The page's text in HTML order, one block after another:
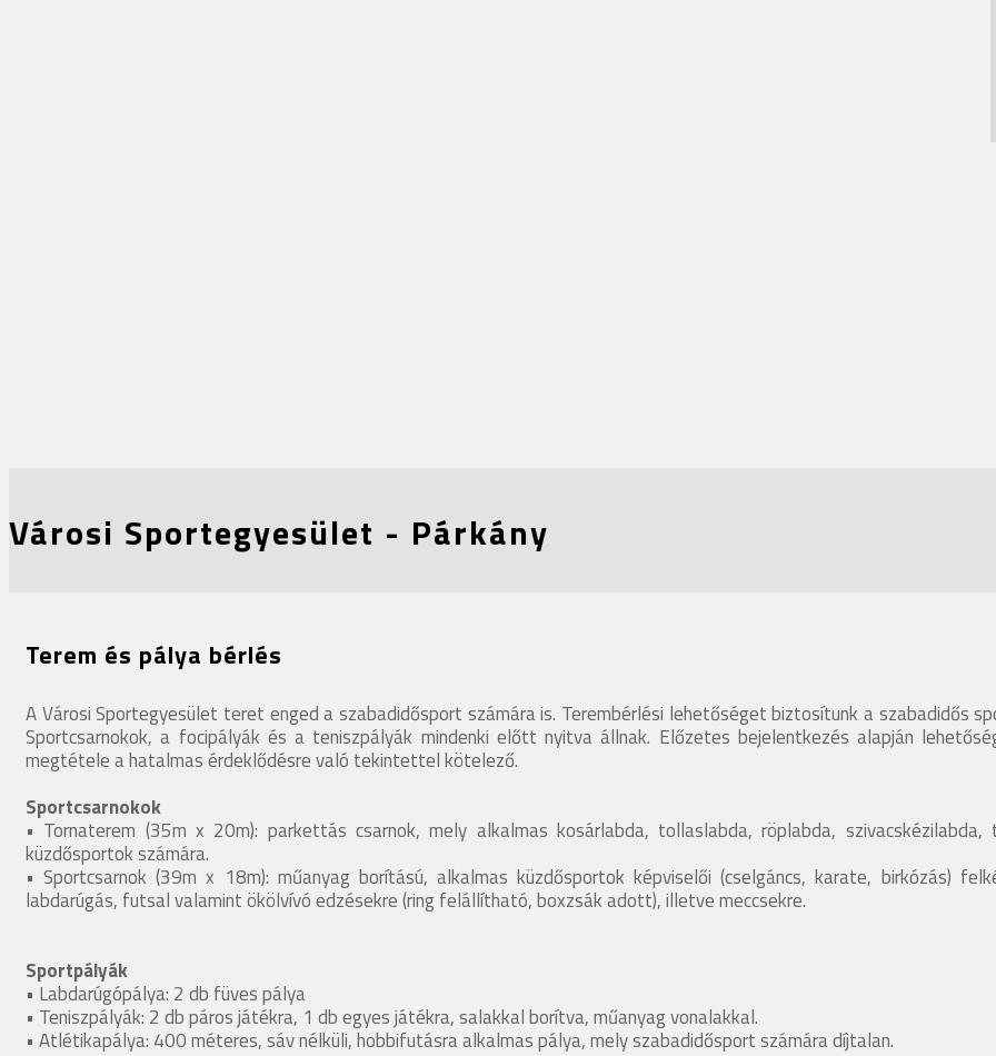
Városi Sportegyesület - Párkány
Terem és pálya bérlés
A Városi Sportegyesület teret enged a szabadidősport számára is. Terembérlési lehetőséget biztosítunk a szabadidős
Sportcsarnokok, a focipályák és a teniszpályák mindenki előtt nyitva állnak. Előzetes bejelentkezés alapján
megtétele a hatalmas érdeklődésre való tekintettel kötelező.
Sportcsarnokok
• Tornaterem (35m x 20m): parkettás csarnok, mely alkalmas kosárlabda, tollaslabda, röplabda,
küzdősportok számára.
• Sportcsarnok (39m x 18m): műanyag borítású, alkalmas küzdősportok képviselői (cselgáncs, karate, birkózás)
labdarúgás, futsal valamint ökölvívó edzésekre (ring felállítható, boxzsák adott), illetve meccsekre.
Sportpályák
• Labdarúgópálya: 2 db füves pálya
• Teniszpályák: 2 db páros játékra, 1 db egyes játékra, salakkal borítva, műanyag vonalakkal.
• Atlétikapálya: 400 méteres, sáv nélküli, hobbifutásra alkalmas pálya, mely szabadidősport számára díjtalan.